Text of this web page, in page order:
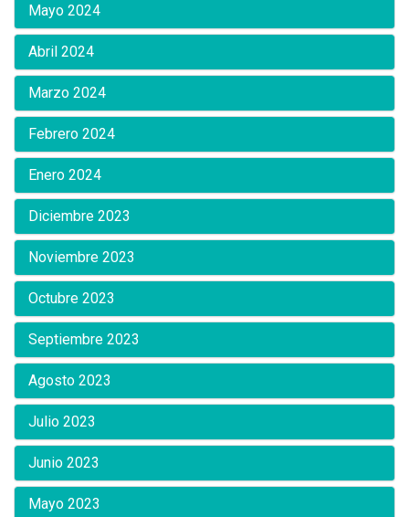
Mayo 2024
Abril 2024
Marzo 2024
Febrero 2024
Enero 2024
Diciembre 2023
Noviembre 2023
Octubre 2023
Septiembre 2023
Agosto 2023
Julio 2023
Junio 2023
Mayo 2023